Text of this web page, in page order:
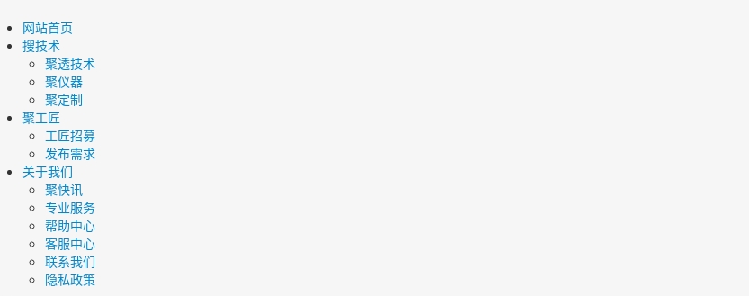
网站首页
搜技术
聚透技术
聚仪器
聚定制
聚工匠
工匠招募
发布需求
关于我们
聚快讯
专业服务
帮助中心
客服中心
联系我们
隐私政策